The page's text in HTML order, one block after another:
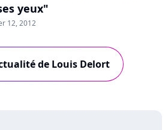
yeux"
12, 2012
de Louis Delort